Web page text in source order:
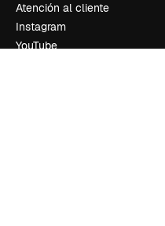
Atención al cliente
Instagram
YouTube